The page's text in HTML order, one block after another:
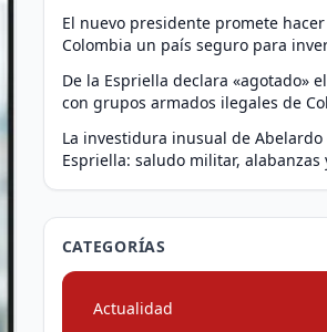
El nuevo presidente promete
Colombia un país seguro para
De la Espriella declara «agotado»
con grupos armados ilegales de
La investidura inusual de Abelardo
Espriella: saludo militar, alabanzas
CATEGORÍAS
Actualidad